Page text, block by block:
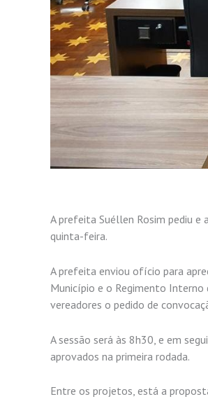
A prefeita Suéllen Rosim pediu
quinta-feira.
A prefeita enviou ofício para
Município e o Regimento
vereadores o pedido de
A sessão será às 8h30, e em
aprovados na primeira rodada.
Entre os projetos, está a